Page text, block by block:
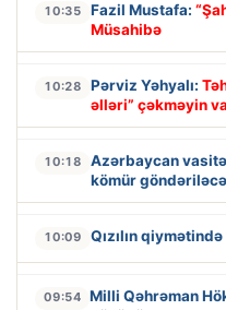
10:35 Fazil Mustafa:
Müsahibə
10:28 Pərviz Yəhyalı:
əlləri” çəkməyin
10:18
Azərbaycan
kömür
10:09 Qızılın
09:54 Milli Qəhrəman